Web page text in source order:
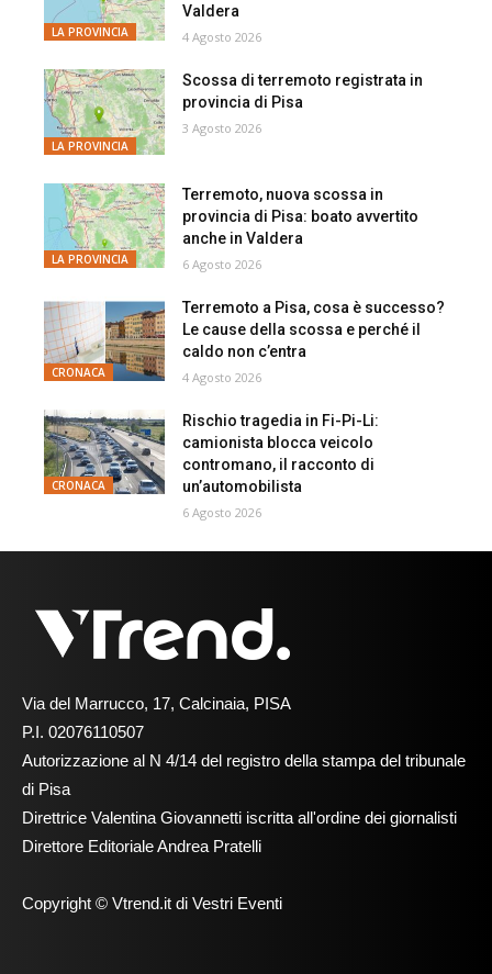
LA PROVINCIA
Valdera
4 Agosto 2026
LA PROVINCIA
Scossa di terremoto registrata in
provincia di Pisa
3 Agosto 2026
LA PROVINCIA
Terremoto, nuova scossa in
provincia di Pisa: boato avvertito
anche in Valdera
6 Agosto 2026
CRONACA
Terremoto a Pisa, cosa è successo?
Le cause della scossa e perché il
caldo non c’entra
4 Agosto 2026
CRONACA
Rischio tragedia in Fi-Pi-Li:
camionista blocca veicolo
contromano, il racconto di
un’automobilista
6 Agosto 2026
Via del Marrucco, 17, Calcinaia, PISA
P.I. 02076110507
Autorizzazione al N 4/14 del registro della stampa del tribunale
di Pisa
Direttrice Valentina Giovannetti iscritta all'ordine dei giornalisti
Direttore Editoriale Andrea Pratelli
Copyright © Vtrend.it di Vestri Eventi